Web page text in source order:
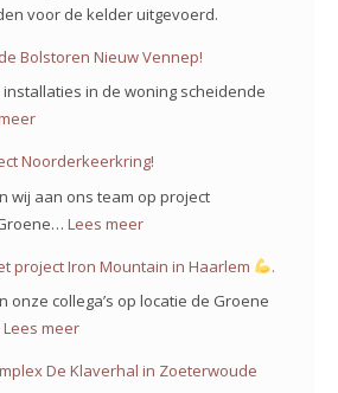
voor de kelder uitgevoerd.
Bolstoren Nieuw Vennep!
in de woning scheidende
:
voortgang
de
Bolstoren
Nieuw
Noorderkeerkring!
wij aan ons team op project
Lees meer:
voor
Noorderkeerkring!
project Iron Mountain in Haarlem
.
onze collega’s op locatie de Groene
Lees meer:
De Klaverhal in Zoeterwoude